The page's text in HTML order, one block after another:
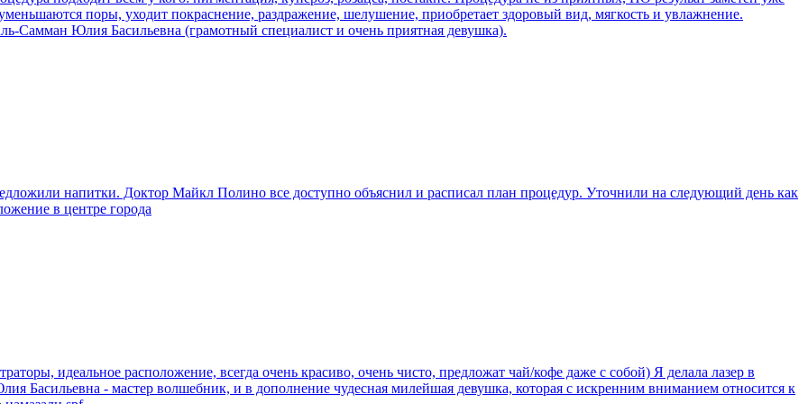
поры, уходит покраснение, раздражение, шелушение, приобретает здоровый вид, мягкость и увлажнение.
Самман Юлия Басильевна (грамотный специалист и очень приятная девушка).
напитки. Доктор Майкл Полино все доступно объяснил и расписал план процедур. Уточнили на следующий день как
в центре города
идеальное расположение, всегда очень красиво, очень чисто, предложат чай/кофе даже с собой) Я делала лазер в
Басильевна - мастер волшебник, и в дополнение чудесная милейшая девушка, которая с искренним вниманием относится к